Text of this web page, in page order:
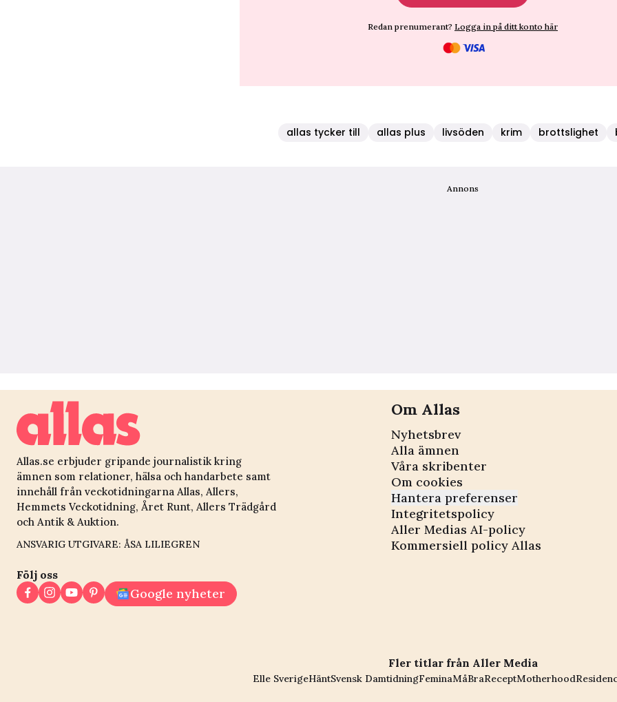
Redan prenumerant? Logga in på ditt konto här
allas tycker till allas plus livsöden krim brottslighet
Annons
Allas.se erbjuder gripande journalistik kring
ämnen som relationer, hälsa och handarbete samt
innehåll från veckotidningarna Allas, Allers,
Hemmets Veckotidning, Året Runt, Allers Trädgård
och Antik & Auktion.
ANSVARIG UTGIVARE: ÅSA LILIEGREN
Följ oss
Google nyheter
Om Allas
Nyhetsbrev
Alla ämnen
Våra skribenter
Om cookies
Hantera preferenser
Integritetspolicy
Aller Medias AI-policy
Kommersiell policy Allas
Fler titlar från Aller Media
Elle SverigeHäntSvensk DamtidningFeminaMåBraReceptMotherhood